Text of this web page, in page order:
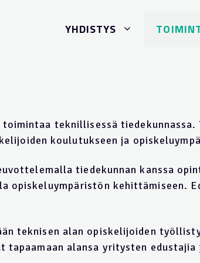
YH­DIS­TY­S
tek­nil­li­ses­sä
kou­lu­tuk­seen ja
tie­de­kun­nan kans­sa
opis­ke­luym­pär­ist­ön ke­hit­täm­is­een.
tek­ni­sen alan opis­ke­li­joi­den
ta­paa­maan alan­sa yri­tys­ten